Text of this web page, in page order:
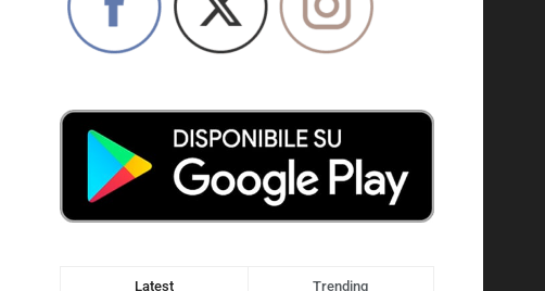
Latest Trending